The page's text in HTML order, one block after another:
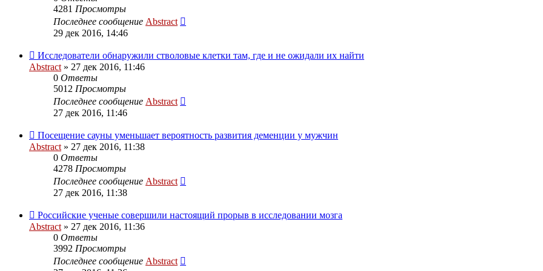
4281 Просмотры
Последнее сообщение Abstract
29 дек 2016, 14:46
Исследователи обнаружили стволовые клетки там, где и не ожидали их найти
Abstract » 27 дек 2016, 11:46
0 Ответы
5012 Просмотры
Последнее сообщение Abstract
27 дек 2016, 11:46
Посещение сауны уменьшает вероятность развития деменции у мужчин
Abstract » 27 дек 2016, 11:38
0 Ответы
4278 Просмотры
Последнее сообщение Abstract
27 дек 2016, 11:38
Российские ученые совершили настоящий прорыв в исследовании мозга
Abstract » 27 дек 2016, 11:36
0 Ответы
3992 Просмотры
Последнее сообщение Abstract